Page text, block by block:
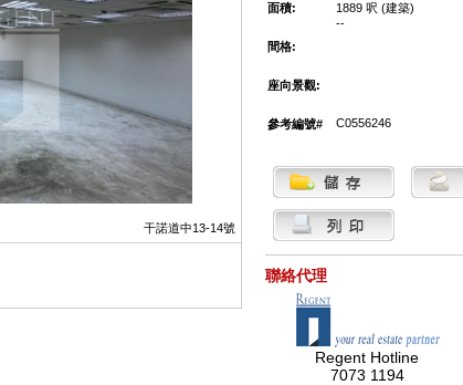
干諾道中13-14號
面積:
1889 呎 (建築)
--
間格:
座向景觀:
參考編號# C0556246
聯絡代理
Regent Hotline
7073 1194